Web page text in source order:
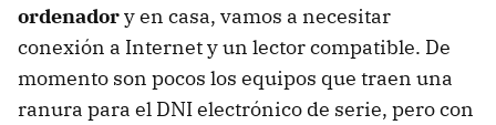
ordenadory en casa, vamos a necesitar
conexión a Internet y un lector compatible. De
momento son pocos los equipos que traen una
ranura para el DNIelectrónico de serie, pero con